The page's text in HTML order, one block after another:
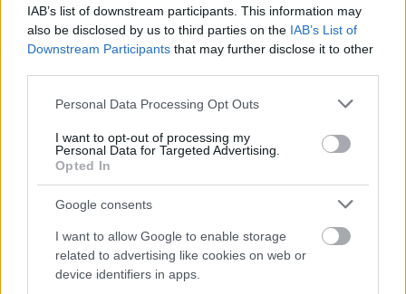
IAB’s list of downstream participants. This information may
also be disclosed by us to third parties on the IAB’s List of
Downstream Participants that may further disclose it to other
Please note that this website/app uses one or more Google
not limited to your visit or usage behaviour. You may click to
grant or deny consent to Google and its third-party tags to
use your data for below specified purposes in below Google
Personal Data Processing Opt Outs
I want to opt-out of processing my
Personal Data for Targeted Advertising.
Opted In
Google consents
I want to allow Google to enable storage
related to advertising like cookies on web or
device identifiers in apps.
kabina
popolnoma
Med sečnjo lesa na Tolminskem se je smrtno
ponesrečil 40-letni moški
Urednik
16/02/2023